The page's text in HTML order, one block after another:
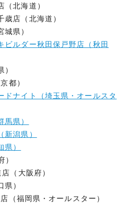
北海道）
歳店（北海道）
県）
ビルダー秋田保戸野店（秋田
都）
ナイト（埼玉県・オールスタ
県）
潟県）
）
）
（大阪府）
）
（福岡県・オールスター）